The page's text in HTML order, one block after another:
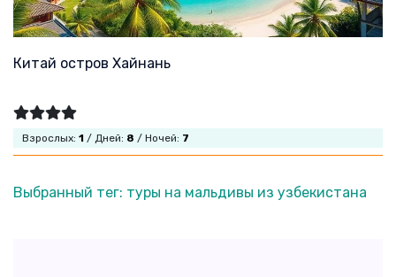
Китай остров Хайнань
Взрослых: 1 / Дней: 8 / Ночей: 7
Выбранный тег: туры на мальдивы из узбекистана